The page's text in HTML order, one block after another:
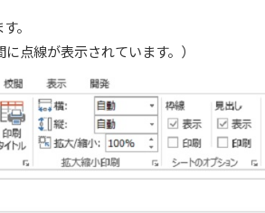
。
点線が表示されています。）